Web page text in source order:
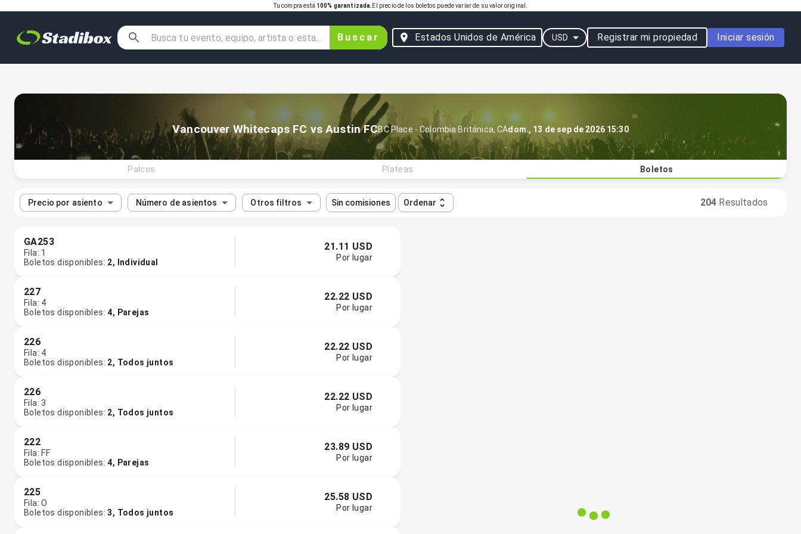
Tu compra está 100% garantizada. El precio de los boletos puede variar de su valor original.
Buscar Estados Unidos de América USD Registrar mi propiedad Iniciar sesión
Vancouver Whitecaps FC vs Austin FCBC Place -Colombia Británica,CAdom., 13 de sep de 2026 15:30
Palcos Plateas Boletos
Precio por asiento Número de asientos Otros filtros Sin comisiones Ordenar 204 Resultados
GA253
Fila: 1
Boletos disponibles: 2, Individual
21.11 USD
Por lugar
227
Fila: 4
Boletos disponibles: 4, Parejas
22.22 USD
Por lugar
226
Fila: 4
Boletos disponibles: 2, Todos juntos
22.22 USD
Por lugar
226
Fila:3
Boletos disponibles: 2, Todos juntos
22.22 USD
Por lugar
222
Fila: FF
Boletos disponibles: 4, Parejas
23.89 USD
Por lugar
225
Fila:O
Boletos disponibles: 3, Todos juntos
25.58 USD
Por lugar